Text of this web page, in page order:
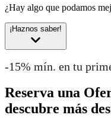
¿Hay algo que podamos
¡Haznos saber!
-15% mín. en tu
Reserva una
descubre más